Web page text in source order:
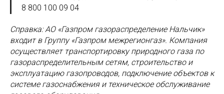
8 800 100 09 04
Справка: АО «Газпром газораспределение Нальчик»
входит в Группу «Газпром межрегионгаз». Компания
осуществляет транспортировку природного газа по
газораспределительным сетям, строительство и
эксплуатацию газопроводов, подключение объектов к
системе газоснабжения и техническое обслуживание